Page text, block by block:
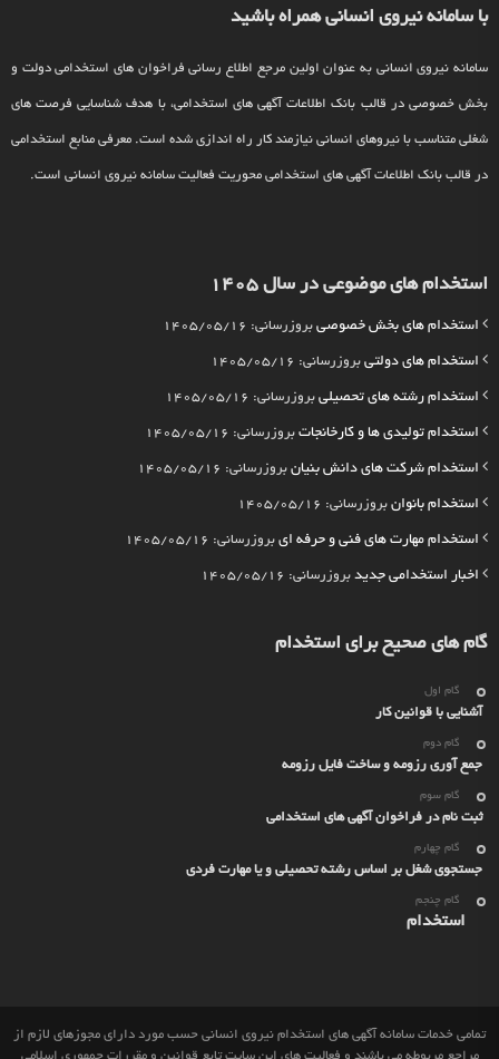
با سامانه نیروی انسانی همراه باشید
سامانه نیروی انسانی به عنوان اولین مرجع اطلاع رسانی فراخوان های استخدامی دولت و
بخش خصوصی در قالب بانک اطلاعات آگهی های استخدامی، با هدف شناسایی فرصت های
شغلی متناسب با نیروهای انسانی نیازمند کار راه اندازی شده است. معرفی منابع استخدامی
در قالب بانک اطلاعات آگهی های استخدامی محوریت فعالیت سامانه نیروی انسانی است.
استخدام های موضوعی در سال 1405
استخدام های بخش خصوصی بروزرسانی: 1405/05/16
استخدام های دولتی بروزرسانی: 1405/05/16
استخدام رشته های تحصیلی بروزرسانی: 1405/05/16
استخدام تولیدی ها و کارخانجات بروزرسانی: 1405/05/16
استخدام شرکت های دانش بنیان بروزرسانی: 1405/05/16
استخدام بانوان بروزرسانی: 1405/05/16
استخدام مهارت های فنی و حرفه ای بروزرسانی: 1405/05/16
اخبار استخدامی جدید بروزرسانی: 1405/05/16
گام های صحیح برای استخدام
گام اول
آشنایی با قوانین کار
گام دوم
جمع آوری رزومه و ساخت فایل رزومه
گام سوم
ثبت نام در فراخوان آگهی های استخدامی
گام چهارم
جستجوی شغل بر اساس رشته تحصیلی و یا مهارت فردی
گام چنجم
استخدام
تمامی خدمات سامانه آگهی های استخدام نیروی انسانی حسب مورد دارای مجوزهای لازم از